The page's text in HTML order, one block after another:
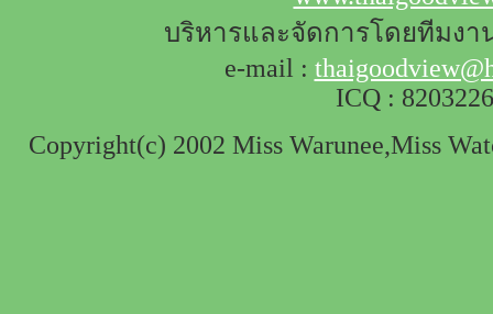
บริหารและจัดการโดยทีมง
e-mail :
ICQ :
Copyright(c) 2002 Miss Warunee,Miss